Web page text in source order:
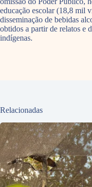
educação escolar (18,8 mil
disseminação de bebidas
obtidos a partir de relatos e
indígenas.
Relacionadas